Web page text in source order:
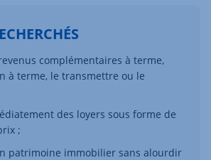
complémentaires à terme,
à terme, le transmettre ou le
des loyers sous forme de
;
patrimoine immobilier sans alourdir